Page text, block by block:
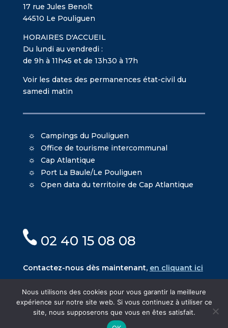
17 rue Jules Benoît
44510 Le Pouliguen
HORAIRES D'ACCUEIL
Du lundi au vendredi :
de 9h à 11h45 et de 13h30 à 17h
Voir les dates des permanences état-civil du
samedi matin
Campings du Pouliguen
Office de tourisme intercommunal
Cap Atlantique
Port La Baule/Le Pouliguen
Open data du territoire de Cap Atlantique
02 40 15 08 08
Contactez-nous dès maintenant, en cliquant ici
© Mairie du Pouliguen - CréationOniti - Design
Nous utilisons des cookies pour vous garantir la meilleure
expérience sur notre site web. Si vous continuez à utiliser ce
site, nous supposerons que vous en êtes satisfait.